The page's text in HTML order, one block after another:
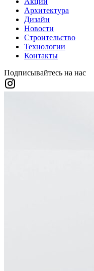
Архитектура
Дизайн
Новости
Строительство
Технологии
Контакты
Подписывайтесь на нас